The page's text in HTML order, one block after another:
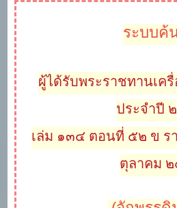
ระบบค้
ผู้ได้รับพระราชทานเค
ประจำปี
เล่ม ๑๓๔ ตอนที่ ๕๒ ข ร
ตุลาคม